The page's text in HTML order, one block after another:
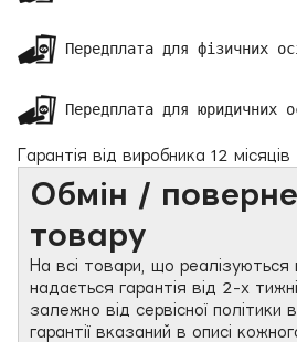
Передплата для фізичних
Передплата для юридичних
Гарантія від виробника 12 місяців
Обмін /
товару
На всі товари, що реалізуються
надається гарантія від 2-х
залежно від сервісної політики
гарантії вказаний в описі